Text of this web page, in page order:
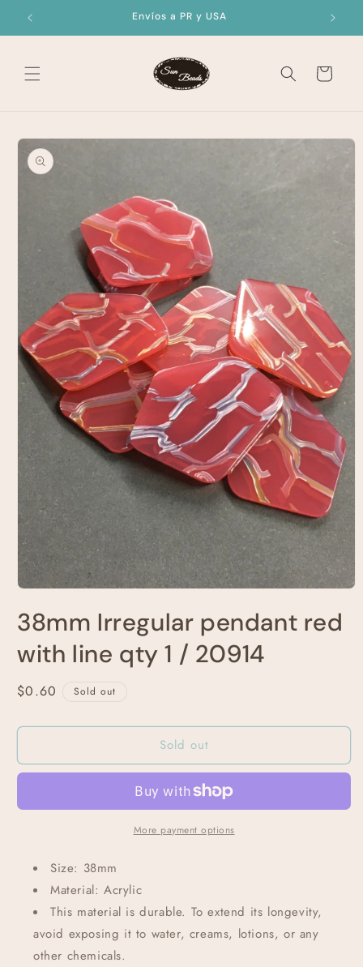
Skip to
content
Envíos a PR y USA
Cart
Skip to
product
information
1
in
modal
38mm Irregular pendant red
with line qty 1 / 20914
Regular
$0.60 Sold out
Sold out
More payment options
Size: 38mm
Material: Acrylic
This material is durable. To extend its longevity,
avoid exposing it to water, creams, lotions, or any
other chemicals.